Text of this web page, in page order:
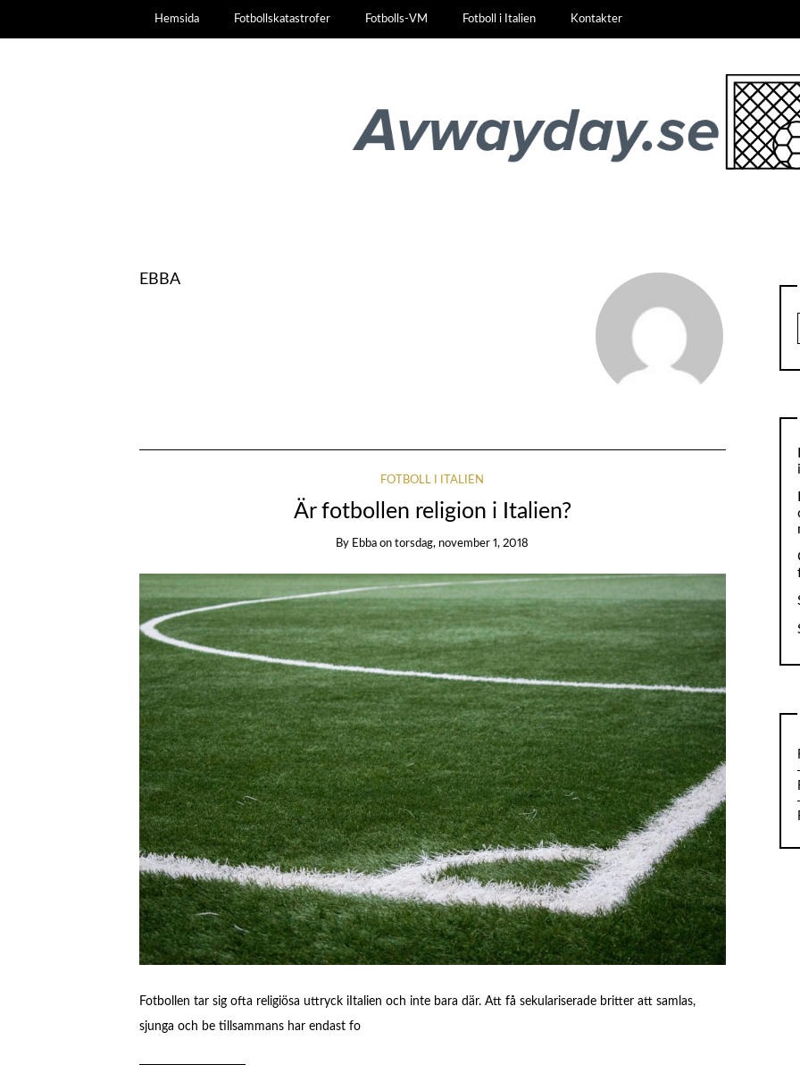
Hemsida Fotbollskatastrofer Fotbolls-VM Fotboll i Italien Kontakter
EBBA
FOTBOLL I ITALIEN
Är fotbollen religion i Italien?
By Ebba ontorsdag, november 1, 2018
Fotbollen tar sig ofta religiösa uttryck iItalien och inte bara där. Att få sekulariserade britter att samlas,
sjunga och be tillsammans har endast fo